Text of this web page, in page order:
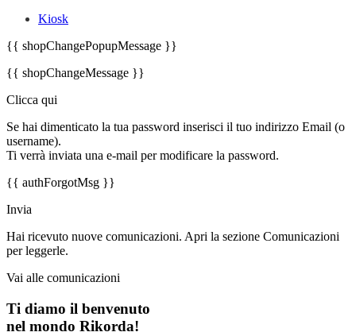
Kiosk
{{ shopChangePopupMessage }}
{{ shopChangeMessage }}
Clicca qui
Se hai dimenticato la tua password inserisci il tuo indirizzo Email (o
username).
Ti verrà inviata una e-mail per modificare la password.
{{ authForgotMsg }}
Invia
Hai ricevuto nuove comunicazioni. Apri la sezione Comunicazioni
per leggerle.
Vai alle comunicazioni
Ti diamo il benvenuto
nel mondo Rikorda!